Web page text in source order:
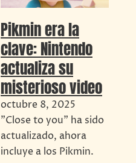
Pikmin era la
clave: Nintendo
actualiza su
misterioso video
octubre 8, 2025
"Close to you" ha sido
actualizado, ahora
incluye a los Pikmin.